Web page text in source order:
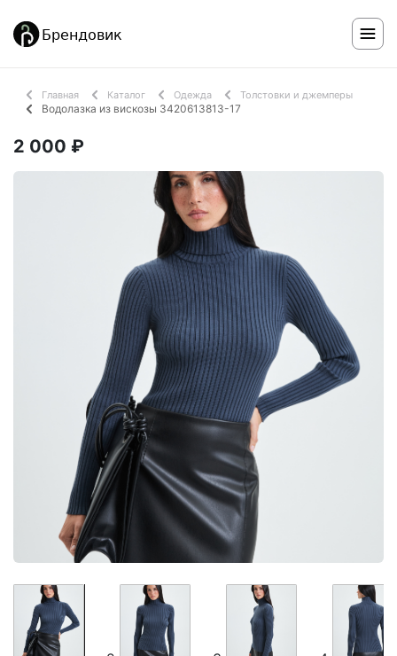
Главная Каталог Одежда Толстовки и джемперы
Водолазка из вискозы 3420613813-17
2 000 ₽